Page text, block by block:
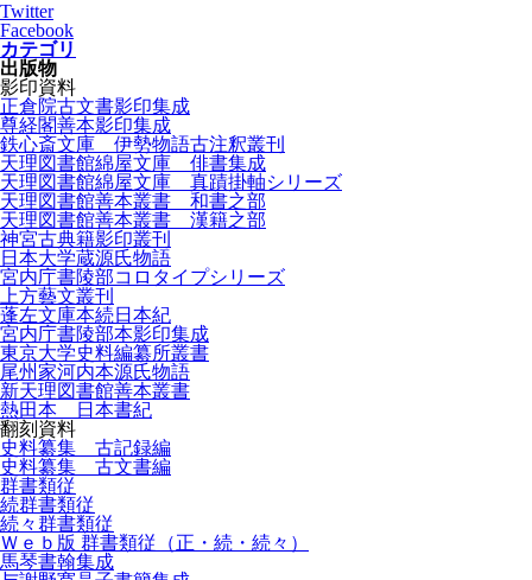
Twitter
Facebook
カテゴリ
出版物
影印資料
正倉院古文書影印集成
尊経閣善本影印集成
鉄心斎文庫 伊勢物語古注釈叢刊
天理図書館綿屋文庫 俳書集成
天理図書館綿屋文庫 真蹟掛軸シリーズ
天理図書館善本叢書 和書之部
天理図書館善本叢書 漢籍之部
神宮古典籍影印叢刊
日本大学蔵源氏物語
宮内庁書陵部コロタイプシリーズ
上方藝文叢刊
蓬左文庫本続日本紀
宮内庁書陵部本影印集成
東京大学史料編纂所叢書
尾州家河内本源氏物語
新天理図書館善本叢書
熱田本 日本書紀
翻刻資料
史料纂集 古記録編
史料纂集 古文書編
群書類従
続群書類従
続々群書類従
Ｗｅｂ版 群書類従（正・続・続々）
馬琴書翰集成